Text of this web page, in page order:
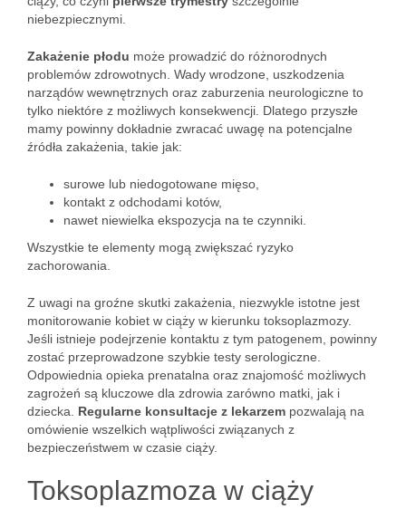
niebezpiecznymi.
Zakażenie płodu może prowadzić do różnorodnych
problemów zdrowotnych. Wady wrodzone, uszkodzenia
narządów wewnętrznych oraz zaburzenia neurologiczne to
tylko niektóre z możliwych konsekwencji. Dlatego przyszłe
mamy powinny dokładnie zwracać uwagę na potencjalne
źródła zakażenia, takie jak:
surowe lub niedogotowane mięso,
kontakt z odchodami kotów,
nawet niewielka ekspozycja na te czynniki.
Wszystkie te elementy mogą zwiększać ryzyko
zachorowania.
Z uwagi na groźne skutki zakażenia, niezwykle istotne jest
monitorowanie kobiet w ciąży w kierunku toksoplazmozy.
Jeśli istnieje podejrzenie kontaktu z tym patogenem, powinny
zostać przeprowadzone szybkie testy serologiczne.
Odpowiednia opieka prenatalna oraz znajomość możliwych
zagrożeń są kluczowe dla zdrowia zarówno matki, jak i
dziecka. Regularne konsultacje z lekarzem pozwalają na
omówienie wszelkich wątpliwości związanych z
bezpieczeństwem w czasie ciąży.
Toksoplazmoza w ciąży